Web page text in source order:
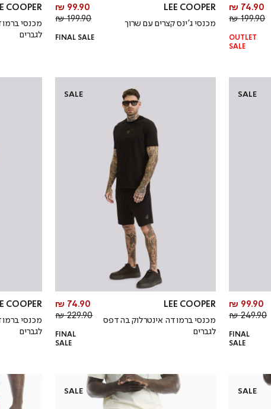
מחיר
מוצר
74.90 ₪
מחיר
199.90 ₪
OUTLET
SALE
LEE COOPER
מכנסי ג’ינס קצרים עם שרוך
מחיר
מוצר
99.90 ₪
מחיר
199.90 ₪
FINAL SALE
COOPER
מכנסי
לגברים
SALE
מחיר
מוצר
99.90 ₪
מחיר
249.90 ₪
FINAL
SALE
SALE
LEE COOPER
מכנסי ברמודה אינטרלוק בהדפס
לגברים
מחיר
מוצר
74.90 ₪
מחיר
229.90 ₪
FINAL
SALE
COOPER
מכנסי
לגברים
SALE
SALE